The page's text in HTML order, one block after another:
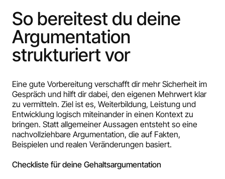
So bereitest du deine
Argumentation
strukturiert vor
Eine gute Vorbereitung verschafft dir mehr Sicherheit im
Gespräch und hilft dir dabei, den eigenen Mehrwert klar
zu vermitteln. Ziel ist es, Weiterbildung, Leistung und
Entwicklung logisch miteinander in einen Kontext zu
bringen. Statt allgemeiner Aussagen entsteht so eine
nachvollziehbare Argumentation, die auf Fakten,
Beispielen und realen Veränderungen basiert.
Checkliste für deine Gehaltsargumentation